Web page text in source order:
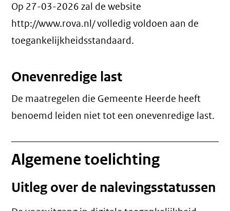
Op 27-03-2026 zal de website
http://www.rova.nl/ volledig voldoen aan de
toegankelijkheidsstandaard.
Onevenredige last
De maatregelen die Gemeente Heerde heeft
benoemd leiden niet tot een onevenredige last.
Algemene toelichting
Uitleg over de nalevingsstatussen